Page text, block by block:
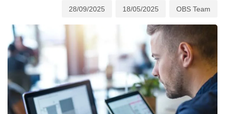
OBS Team
18/05/2025
28/09/2025